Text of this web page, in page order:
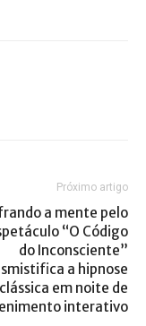
Próximo artigo
a mente pelo
“O Código
do Inconsciente”
a hipnose
clássica em noite de
interativo